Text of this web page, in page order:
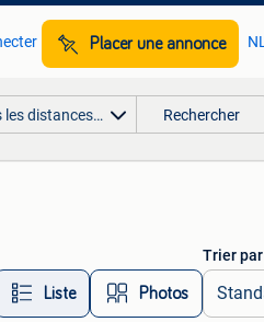
Placer une annonce NL
les distances… Rechercher
Liste Photos
Trier par